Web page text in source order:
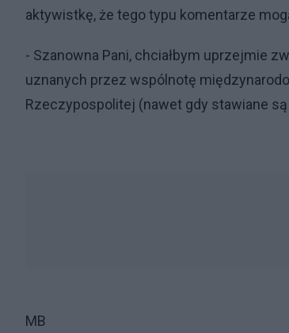
aktywistkę, że tego typu komentarze
- Szanowna Pani, chciałbym uprzejmie
uznanych przez wspólnotę
Rzeczypospolitej (nawet gdy stawiane
MB